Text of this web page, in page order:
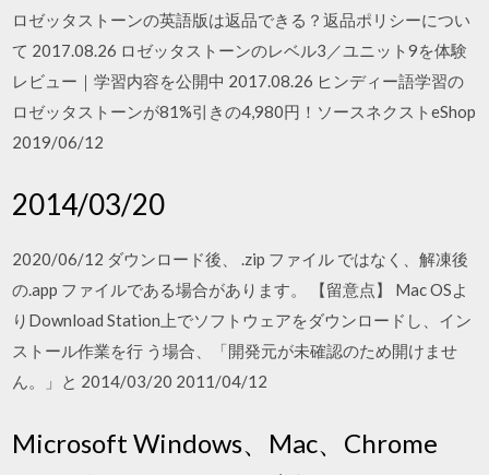
ロゼッタストーンの英語版は返品できる？返品ポリシーについ
て 2017.08.26 ロゼッタストーンのレベル3／ユニット9を体験
レビュー｜学習内容を公開中 2017.08.26 ヒンディー語学習の
ロゼッタストーンが81%引きの4,980円！ソースネクストeShop
2019/06/12
2014/03/20
2020/06/12 ダウンロード後、 .zip ファイル ではなく、解凍後
の.app ファイルである場合があります。 【留意点】 Mac OSよ
りDownload Station上でソフトウェアをダウンロードし、イン
ストール作業を行 う場合、「開発元が未確認のため開けませ
ん。」と 2014/03/20 2011/04/12
Microsoft Windows、Mac、Chrome